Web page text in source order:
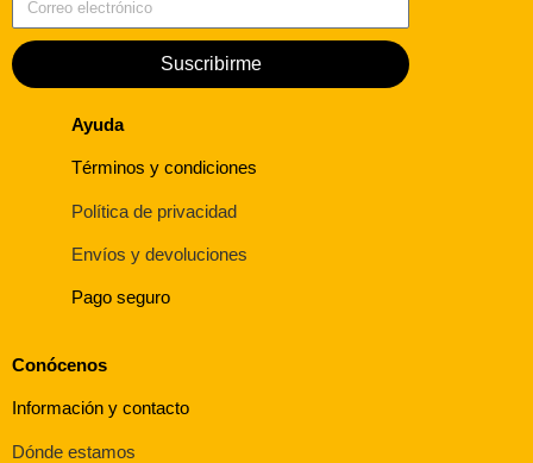
Suscribirme
Ayuda
Términos y condiciones
Política de privacidad
Envíos y devoluciones
Pago seguro
Conócenos
Información y contacto
Dónde estamos